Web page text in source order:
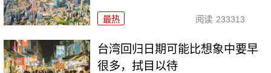
最热 阅读 233313
台湾回归日期可能比想象中要早
很多，拭目以待